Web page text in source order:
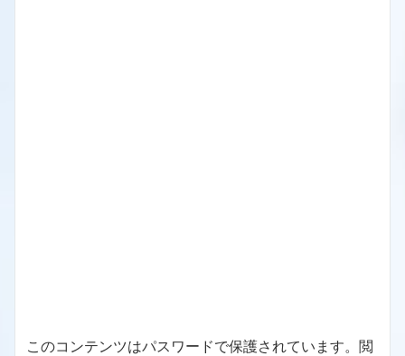
このコンテンツはパスワードで保護されています。閲